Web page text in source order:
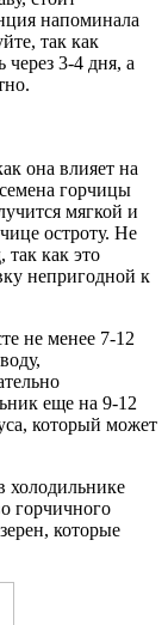
напоминала
так как
3-4 дня, а
она влияет на
горчицы
мягкой и
остроту. Не
как это
непригодной к
не менее 7-12
еще на 9-12
который может
холодильнике
горчичного
которые